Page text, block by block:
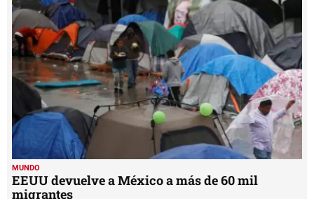
MUNDO
EEUU devuelve a México a más de 60 mil
migrantes